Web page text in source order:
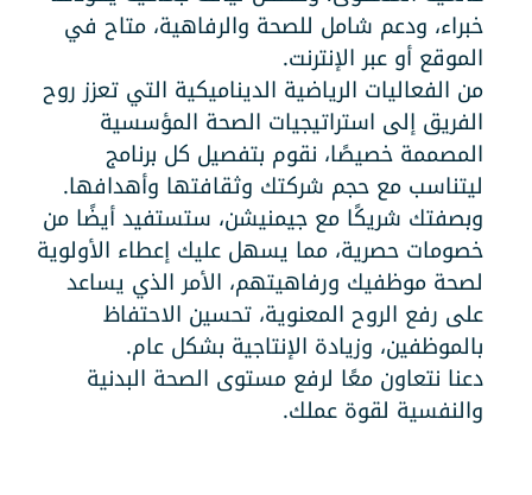
خبراء، ودعم شامل للصحة والرفاهية، متاح في
الموقع أو عبر الإنترنت.
من الفعاليات الرياضية الديناميكية التي تعزز روح
الفريق إلى استراتيجيات الصحة المؤسسية
المصممة خصيصًا، نقوم بتفصيل كل برنامج
ليتناسب مع حجم شركتك وثقافتها وأهدافها.
وبصفتك شريكًا مع جيمنيشن، ستستفيد أيضًا من
خصومات حصرية، مما يسهل عليك إعطاء الأولوية
لصحة موظفيك ورفاهيتهم، الأمر الذي يساعد
على رفع الروح المعنوية، تحسين الاحتفاظ
بالموظفين، وزيادة الإنتاجية بشكل عام.
دعنا نتعاون معًا لرفع مستوى الصحة البدنية
والنفسية لقوة عملك.